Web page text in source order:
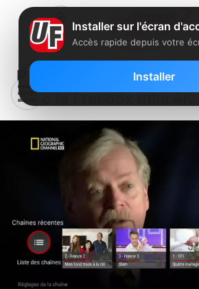
Réalisez votre propre
avec la Freebox mini 4K
Installer sur l'écran
Accès rapide depuis votre
Installer